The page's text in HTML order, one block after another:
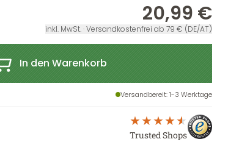
20,99 €
inkl. MwSt. · Versandkostenfrei ab 79 € (DE/AT)
In den Warenkorb
Versandbereit: 1-3 Werktage
Trusted Shops